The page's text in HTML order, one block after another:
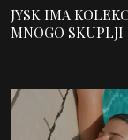
JYSK IMA
MNOGO SKUPLJI